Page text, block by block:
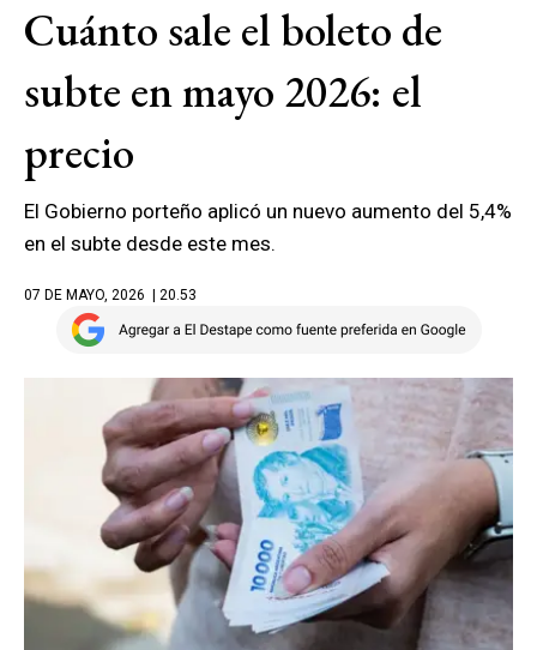
Cuánto sale el boleto de
subte en mayo 2026: el
precio
El Gobierno porteño aplicó un nuevo aumento del 5,4%
en el subte desde este mes.
07 DE MAYO, 2026 | 20.53